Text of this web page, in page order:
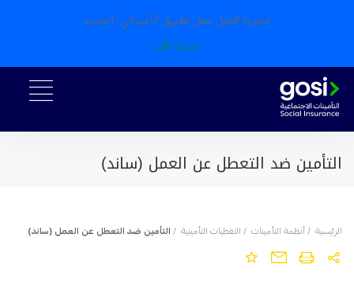
لتجربة أفضل حمل تطبيق "تأميناتي" الجديد
حمله الآن
التأمین ضد التعطل عن العمل (ساند)
الرئيسية / أنظمة التأمينات / التغطيات التأمينية / التأمین ضد التعطل عن العمل (ساند)